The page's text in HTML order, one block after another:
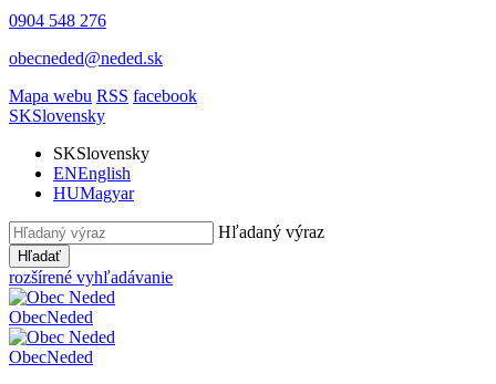
0904 548 276
obecneded@neded.sk
Mapa webu RSS facebook
SKSlovensky
SKSlovensky
ENEnglish
HUMagyar
Hľadaný výraz
Hľadať
rozšírené vyhľadávanie
ObecNeded
ObecNeded